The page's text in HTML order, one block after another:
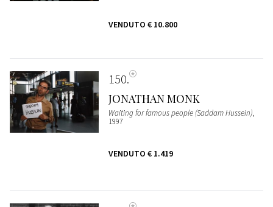
VENDUTO € 10.800
150
JONATHAN MONK
Waiting for famous people (Saddam Hussein),
1997
VENDUTO € 1.419